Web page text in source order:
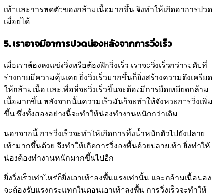
เท้าและการหดตัวของกล้ามเนื้อมากขึ้น จึงทำให้เกิดอาการปวด
เมื่อยได้
5. เราอาจมีอาการปวดน่องหลังจากการวิ่งเร็ว
เมื่อเราต้องลงแข่งวิ่งหรือต้องฝึกวิ่งเร็ว เราจะวิ่งเร็วกว่าระดับที่
ร่างกายมีความคุ้นเคย ยิ่งวิ่งเร็วมากขึ้นก็ยิ่งสร้างความตึงเครียด
ให้กล้ามเนื้อ และเพื่อที่จะวิ่งเร็วขึ้นจะต้องมีการยืดเหยียดกล้าม
เนื้อมากขึ้น หลังจากนั้นความเร็วมันก็จะทำให้จังหวะการวิ่งเพิ่ม
ขึ้น ซึ่งทั้งสองอย่างนี้จะทำให้น่องทำงานหนักกว่าเดิม
นอกจากนี้ การวิ่งเร็วจะทำให้เกิดการทิ้งน้ำหนักตัวไปยังปลาย
เท้ามากขึ้นด้วย จึงทำให้เกิดการวิ่งลงพื้นด้วยปลายเท้า ยิ่งทำให้
น่องต้องทำงานหนักมากขึ้นไปอีก
ยิ่งวิ่งเร็วเท่าไหร่ก็ยิ่งเอาเท้าลงพื้นแรงเท่านั้น และกล้ามเนื้อน่อง
จะต้องรับแรงกระแทกในตอนเอาเท้าลงพื้น การวิ่งเร็วจะทำให้